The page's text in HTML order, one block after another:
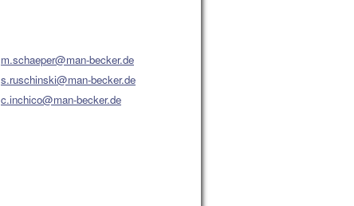
m.schaeper@man-becker.de
s.ruschinski@man-becker.de
c.inchico@man-becker.de